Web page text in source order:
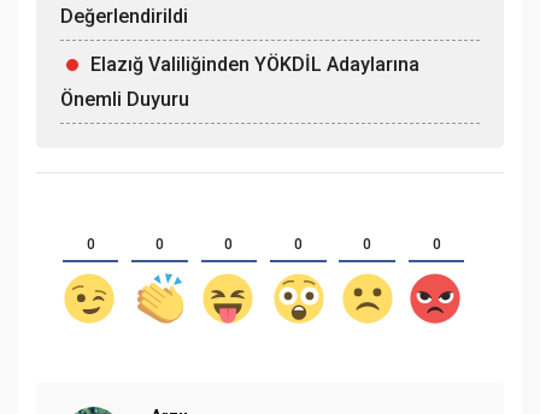
Değerlendirildi
Elazığ Valiliğinden YÖKDİL Adaylarına
Önemli Duyuru
0 0 0 0 0 0